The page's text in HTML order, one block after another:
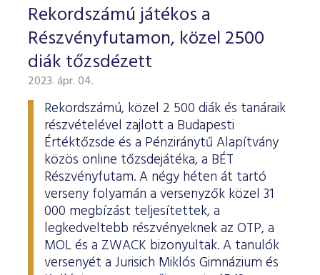
Rekordszámú játékos a
Részvényfutamon, közel 2500
diák tőzsdézett
2023. ápr. 04.
Rekordszámú, közel 2 500 diák és tanáraik
részvételével zajlott a Budapesti
Értéktőzsde és a Pénziránytű Alapítvány
közös online tőzsdejátéka, a BÉT
Részvényfutam. A négy héten át tartó
verseny folyamán a versenyzők közel 31
000 megbízást teljesítettek, a
legkedveltebb részvényeknek az OTP, a
MOL és a ZWACK bizonyultak. A tanulók
versenyét a Jurisich Miklós Gimnázium és